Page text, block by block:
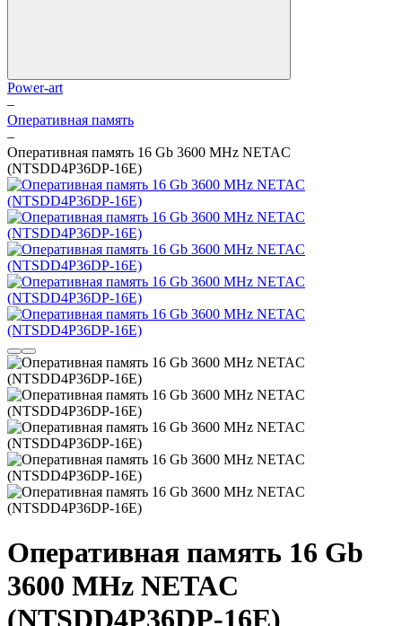
Power-art
–
Оперативная память
–
Оперативная память 16 Gb 3600 MHz NETAC
(NTSDD4P36DP-16E)
Оперативная память 16 Gb
3600 MHz NETAC
(NTSDD4P36DP-16E)